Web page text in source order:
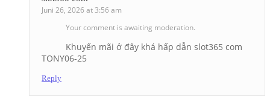
Juni 26, 2026 at 3:56 am
Your comment is awaiting moderation.
Khuyến mãi ở đây khá hấp dẫn slot365 com
TONY06-25
Reply